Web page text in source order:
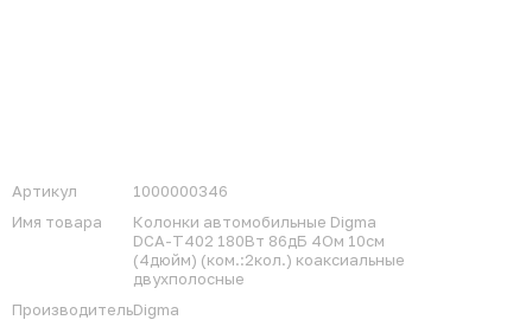
Артикул
1000000346
Имя товара
Колонки автомобильные Digma
DCA-T402 180Вт 86дБ 4Ом 10см
(4дюйм) (ком.:2кол.) коаксиальные
двухполосные
ПроизводительDigma